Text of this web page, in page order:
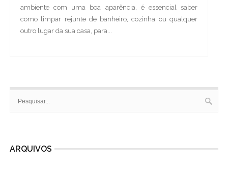
ambiente com uma boa aparência, é essencial saber
como limpar rejunte de banheiro, cozinha ou qualquer
outro lugar da sua casa, para...
ARQUIVOS